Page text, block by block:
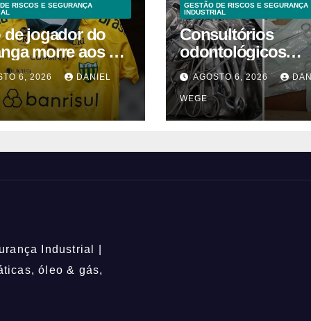
RISCOS E SEGURANÇA
de jogador do
morre aos 2
acidente
6, 2026 DANIEL
GESTÃO DE RISCOS E SEGURANÇA
INDUSTRIAL
Consultórios
odontológicos
interditados em
Campinas
2025
AGOSTO 6, 2026
WEGE
Industrial |
óleo & gás,